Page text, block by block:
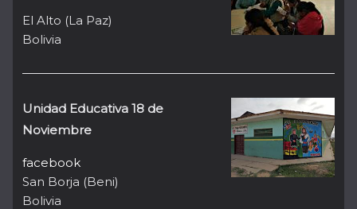
El Alto (La Paz)
Bolivia
Unidad Educativa 18 de
Noviembre
facebook
San Borja (Beni)
Bolivia